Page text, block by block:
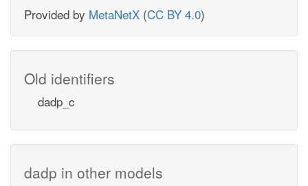
Provided by MetaNetX (CC BY 4.0)
Old identifiers
dadp_c
dadp in other models